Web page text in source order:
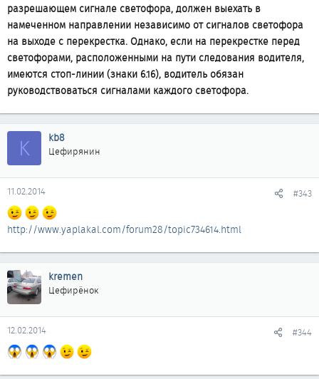
разрешающем сигнале светофора, должен выехать в
намеченном направлении независимо от сигналов светофора
на выходе с перекрестка. Однако, если на перекрестке перед
светофорами, расположенными на пути следования водителя,
имеются стоп-линии (знаки 6.16), водитель обязан
руководствоваться сигналами каждого светофора.
K kb8
Цефирянин
11.02.2014 #343
http://www.yaplakal.com/forum28/topic734614.html
kremen
Цефирёнок
12.02.2014 #344